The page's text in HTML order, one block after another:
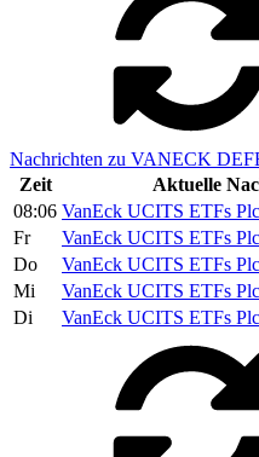
Nachrichten zu VANECK
Zeit
Aktuelle
08:06 VanEck UCITS ETFs
Fr
VanEck UCITS ETFs
Do
VanEck UCITS ETFs
Mi
VanEck UCITS ETFs
Di
VanEck UCITS ETFs